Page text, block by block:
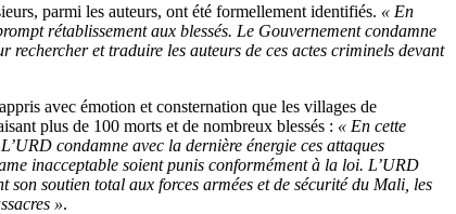
parmi les auteurs, ont été formellement identifiés. « En
rétablissement aux blessés. Le Gouvernement condamne
rechercher et traduire les auteurs de ces actes criminels devant
avec émotion et consternation que les villages de
plus de 100 morts et de nombreux blessés : « En cette
condamne avec la dernière énergie ces attaques
inacceptable soient punis conformément à la loi. L’URD
soutien total aux forces armées et de sécurité du Mali, les
».